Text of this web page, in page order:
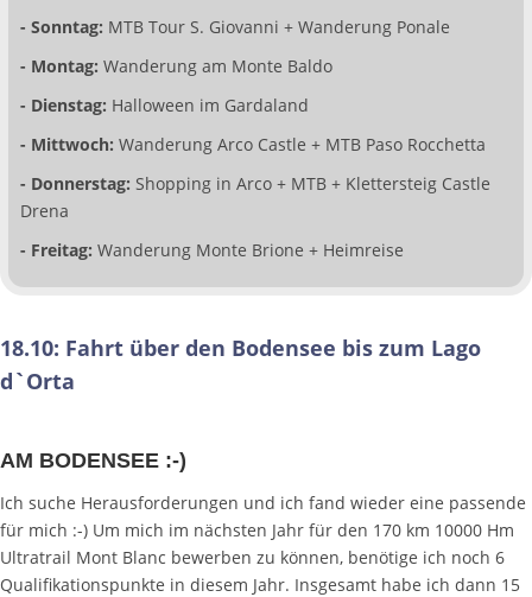
- Sonntag: MTB Tour S. Giovanni + Wanderung Ponale
- Montag: Wanderung am Monte Baldo
- Dienstag: Halloween im Gardaland
- Mittwoch: Wanderung Arco Castle + MTB Paso Rocchetta
- Donnerstag: Shopping in Arco + MTB + Klettersteig Castle
Drena
- Freitag: Wanderung Monte Brione + Heimreise
18.10: Fahrt über den Bodensee bis zum Lago
d`Orta
AM BODENSEE :-)
Ich suche Herausforderungen und ich fand wieder eine passende
für mich :-) Um mich im nächsten Jahr für den 170 km 10000 Hm
Ultratrail Mont Blanc bewerben zu können, benötige ich noch 6
Qualifikationspunkte in diesem Jahr. Insgesamt habe ich dann 15